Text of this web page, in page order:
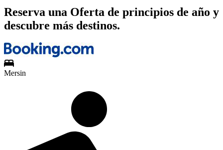
Reserva una Oferta de principios de año y
descubre más destinos.
Mersin